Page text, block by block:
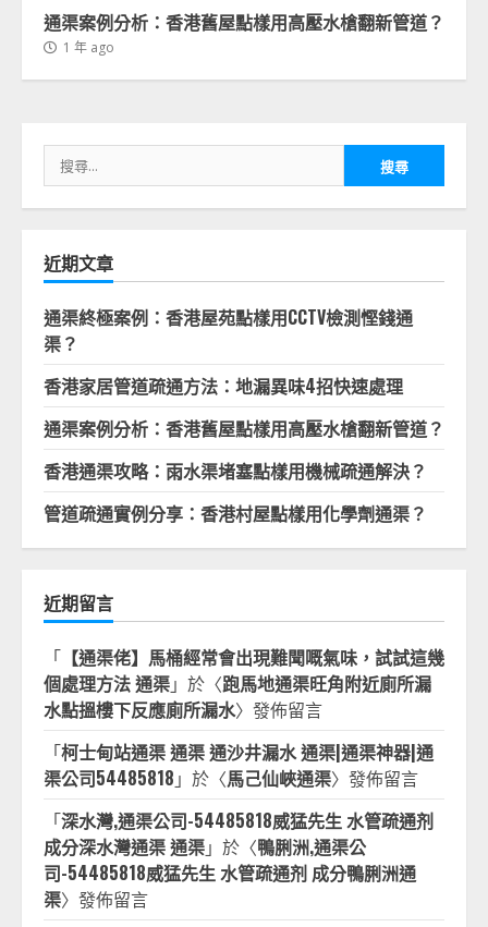
通渠案例分析：香港舊屋點樣用高壓水槍翻新管道？
1 年 ago
尋
關
字:
近期文章
通渠終極案例：香港屋苑點樣用CCTV檢測慳錢通
渠？
香港家居管道疏通方法：地漏異味4招快速處理
通渠案例分析：香港舊屋點樣用高壓水槍翻新管道？
香港通渠攻略：雨水渠堵塞點樣用機械疏通解決？
管道疏通實例分享：香港村屋點樣用化學劑通渠？
近期留言
「 【通渠佬】馬桶經常會出現難聞嘅氣味，試試這幾
個處理方法 通渠」於〈跑馬地通渠旺角附近廁所漏
水點搵樓下反應廁所漏水〉發佈留言
「柯士甸站通渠 通渠 通沙井漏水 通渠|通渠神器|通
渠公司54485818 」於〈馬己仙峽通渠〉發佈留言
「深水灣,通渠公司-54485818威猛先生 水管疏通剂
成分深水灣通渠 通渠」於〈鴨脷洲,通渠公
司-54485818威猛先生 水管疏通剂 成分鴨脷洲通
渠〉發佈留言